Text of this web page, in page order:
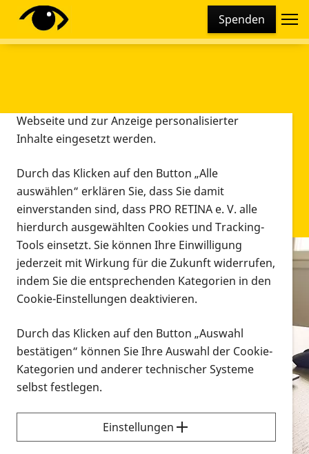
Spenden
Infomaterial
Infomaterial
Vorlesen
Alle Infomaterialien in verschiedenen
Formaten an einem Ort
Sie möchten wissen, wie Sie nach Infonmaterial
suchen und dieses bestellen bzw. herunterladen
können? Schauen Sie sich dieErklärvideos zum
Diese Webseite setzt verschiedene Cookies und
Tracking-Tools ein. Dies beinhaltet Cookies und
Webseite und zur Anzeige personalisierter
Inhalte eingesetzt werden.
Durch das Klicken auf den Button „Alle
auswählen“ erklären Sie, dass Sie damit
einverstanden sind, dass PRO RETINA e. V. alle
hierdurch ausgewählten Cookies und Tracking-
Tools einsetzt. Sie können Ihre Einwilligung
jederzeit mit Wirkung für die Zukunft widerrufen,
indem Sie die entsprechenden Kategorien in den
Cookie-Einstellungen deaktivieren.
Durch das Klicken auf den Button „Auswahl
bestätigen“ können Sie Ihre Auswahl der Cookie-
Kategorien und anderer technischer Systeme
selbst festlegen.
Einstellungen